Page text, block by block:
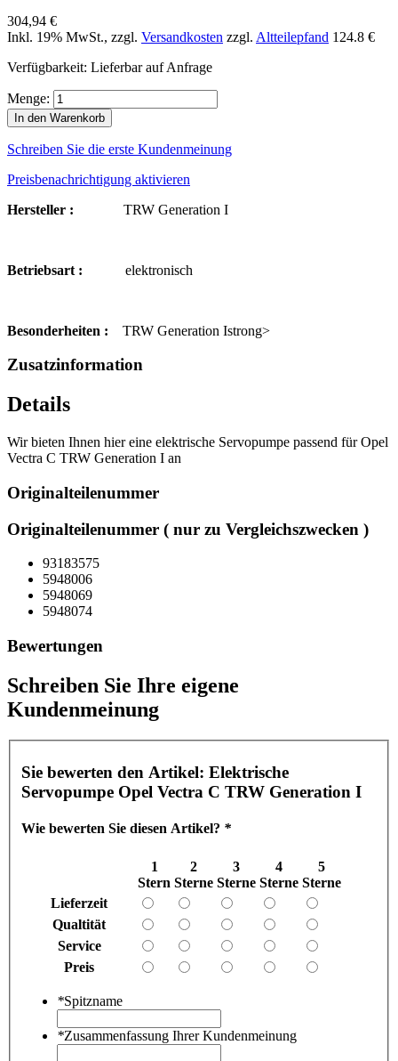
304,94 €
Inkl. 19% MwSt., zzgl. Versandkosten zzgl. Altteilepfand 124.8 €
Verfügbarkeit: Lieferbar auf Anfrage
Menge:
In den Warenkorb
Schreiben Sie die erste Kundenmeinung
Preisbenachrichtigung aktivieren
Hersteller :
TRW Generation I
Betriebsart : elektronisch
Besonderheiten : TRW Generation Istrong>
Zusatzinformation
Details
Wir bieten Ihnen hier eine elektrische Servopumpe passend für Opel
Vectra C TRW Generation I an
Originalteilenummer
Originalteilenummer ( nur zu Vergleichszwecken )
93183575
5948006
5948069
5948074
Bewertungen
Schreiben Sie Ihre eigene
Kundenmeinung
Sie bewerten den Artikel: Elektrische
Servopumpe Opel Vectra C TRW Generation I
Wie bewerten Sie diesen Artikel? *
1
Stern
2
Sterne
3
Sterne
4
Sterne
5
Sterne
Lieferzeit
Qualtität
Service
Preis
*Spitzname
*Zusammenfassung Ihrer Kundenmeinung